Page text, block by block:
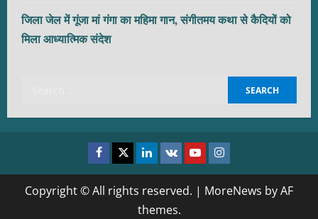
जिला जेल में गूंजा मां गंगा का महिमा गान, संगीतमय कथा से कैदियों को
मिला आध्यात्मिक संदेश
Facebook
TwitterLinkedin
VK YoutubeInstagram
Copyright © All rights reserved. | MoreNews by AF
themes.